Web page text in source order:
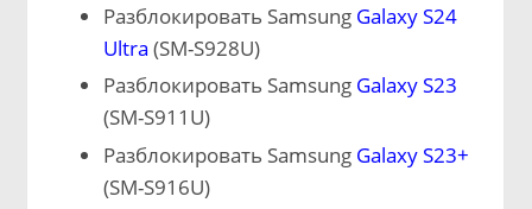
Разблокировать Samsung Galaxy S24
Ultra (SM-S928U)
Разблокировать Samsung Galaxy S23
(SM-S911U)
Разблокировать Samsung Galaxy S23+
(SM-S916U)